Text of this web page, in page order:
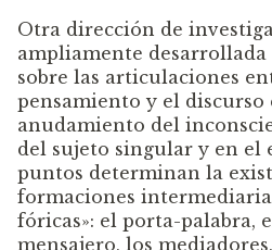
Otra dirección de
ampliamente desarrollada
sobre las articulaciones
pensamiento y el discurso
anudamiento del
del sujeto singular y en el
puntos determinan la
formaciones
fóricas»: el porta-palabra,
mensajero, los